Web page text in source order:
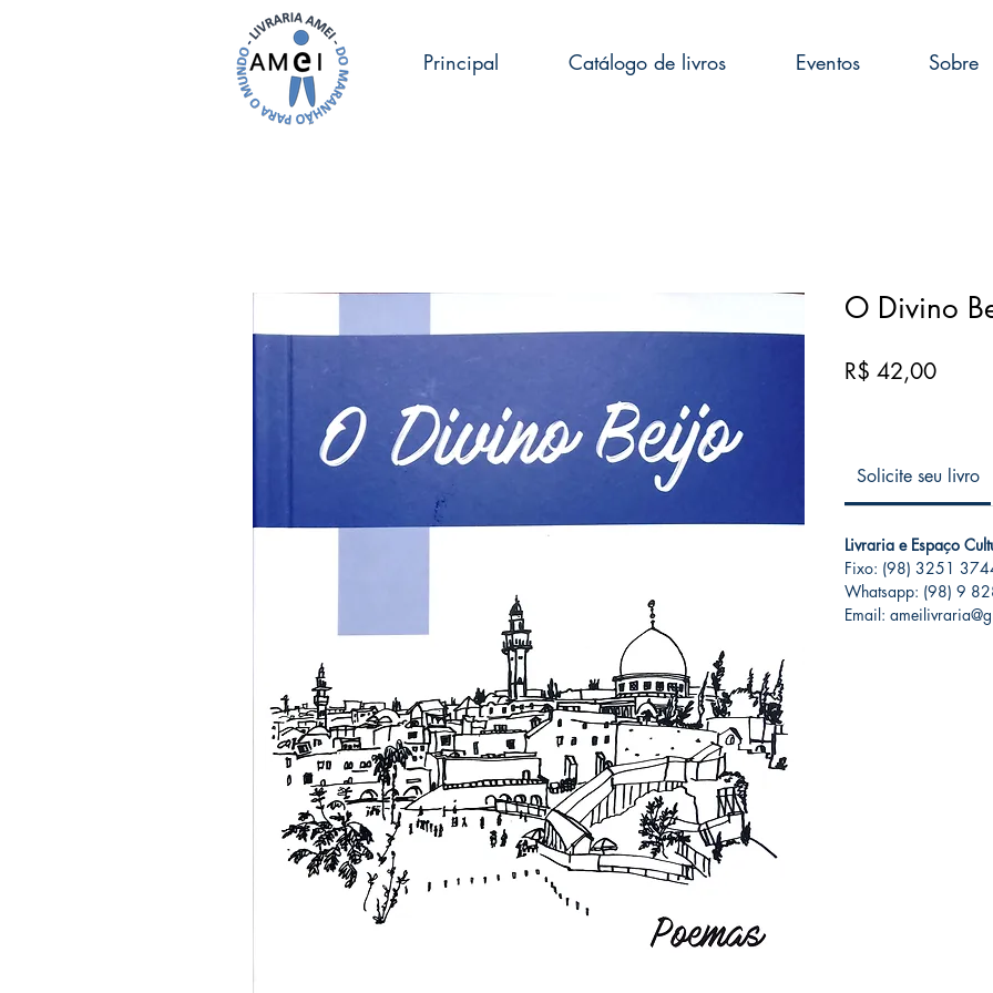
Principal Catálogo de livros Eventos Sobre
O Divino
R$ 42,00Preço
Solicite seu livro
Livraria e Espaço
Fixo: (98) 3251
Whatsapp: (98) 9
Email: